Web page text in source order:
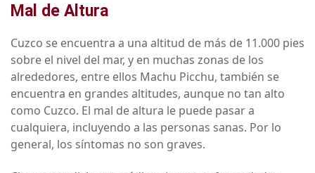
Mal de Altura
Cuzco se encuentra a una altitud de más de 11.000 pies
sobre el nivel del mar, y en muchas zonas de los
alrededores, entre ellos Machu Picchu, también se
encuentra en grandes altitudes, aunque no tan alto
como Cuzco. El mal de altura le puede pasar a
cualquiera, incluyendo a las personas sanas. Por lo
general, los síntomas no son graves.